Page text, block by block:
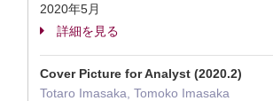
2020年5月
詳細を見る
Cover Picture for Analyst (2020.2)
Totaro Imasaka, Tomoko Imasaka